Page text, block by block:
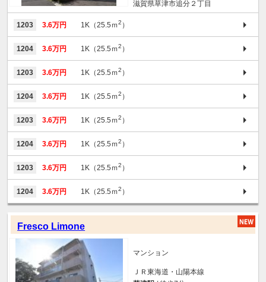
滋賀県草津市追分２丁目
1203 3.6万円 1K（25.5ｍ2 ）
1204 3.6万円 1K（25.5ｍ2 ）
1203 3.6万円 1K（25.5ｍ2 ）
1204 3.6万円 1K（25.5ｍ2 ）
1203 3.6万円 1K（25.5ｍ2 ）
1204 3.6万円 1K（25.5ｍ2 ）
1203 3.6万円 1K（25.5ｍ2 ）
1204 3.6万円 1K（25.5ｍ2 ）
Fresco Limone
マンション
ＪＲ東海道・山陽本線